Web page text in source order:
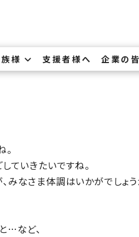
様 支援者様へ 企業の
ていきたいですね。
なさま体調はいかがでしょう
…など、